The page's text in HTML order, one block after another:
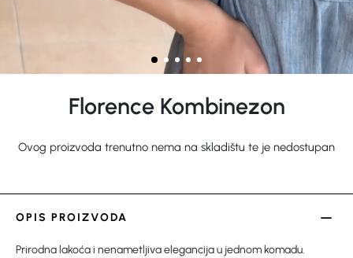
Florence Kombinezon
Ovog proizvoda trenutno nema na skladištu te je nedostupan
OPIS PROIZVODA
Prirodna lakoća i nenametljiva elegancija u jednom komadu.